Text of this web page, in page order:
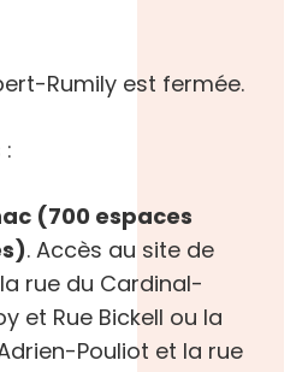
Rumily est fermée.
(700 espaces
. Accès au site de
rue du Cardinal-
et Rue Bickell ou la
Pouliot et la rue